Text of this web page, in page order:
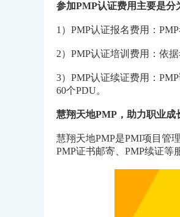
参加PMP认证费用主要是分
1）PMP认证报名费用：
2）PMP认证培训费用：依
3）PMP认证续证费用：
60个PDU。
慧翔天地PMP，助力职业成
慧翔天地PMP是PMI项目管
PMP证书邮寄、PMP续证等